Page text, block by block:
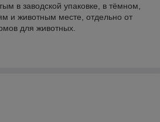
в заводской упаковке, в тёмном,
и животным месте, отдельно от
для животных.